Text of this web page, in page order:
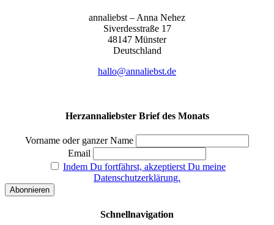
anna­liebst – Anna Nehez
Sive­r­des­stra­ße 17
48147 Müns­ter
Deutsch­land
hallo@annaliebst.de
Herzannaliebster Brief des Monats
Vorname oder ganzer Name
Email
Indem Du fortfährst, akzeptierst Du meine
Datenschutzerklärung.
Schnellnavigation